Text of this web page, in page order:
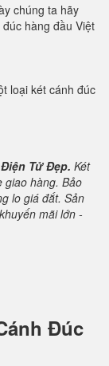
chúng ta hãy
hàng đầu Việt
loại két cánh đúc
Tử Đẹp. Két
giao hàng. Bảo
lo giá đắt. Sản
mãi lớn -
Đúc